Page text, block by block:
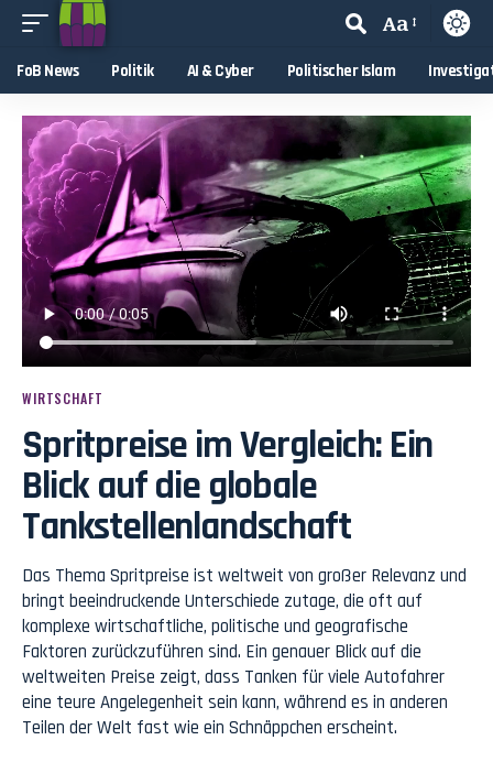
Aa
FoB News Politik AI & Cyber Politischer Islam
WIRTSCHAFT
Spritpreise im Vergleich: Ein
Blick auf die globale
Tankstellenlandschaft
Das Thema Spritpreise ist weltweit von großer Relevanz und
bringt beeindruckende Unterschiede zutage, die oft auf
komplexe wirtschaftliche, politische und geografische
Faktoren zurückzuführen sind. Ein genauer Blick auf die
weltweiten Preise zeigt, dass Tanken für viele Autofahrer
eine teure Angelegenheit sein kann, während es in anderen
Teilen der Welt fast wie ein Schnäppchen erscheint.